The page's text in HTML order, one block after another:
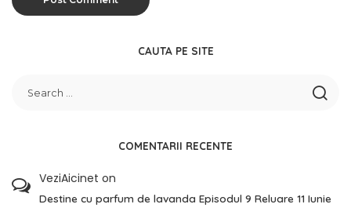
CAUTA PE SITE
COMENTARII RECENTE
VeziAicinet on
Destine cu parfum de lavanda Episodul 9 Reluare 11 Iunie